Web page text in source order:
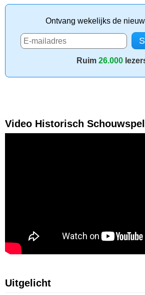
Ontvang wekelijks de
Ruim 26.000
Video Historisch
Uitgelicht